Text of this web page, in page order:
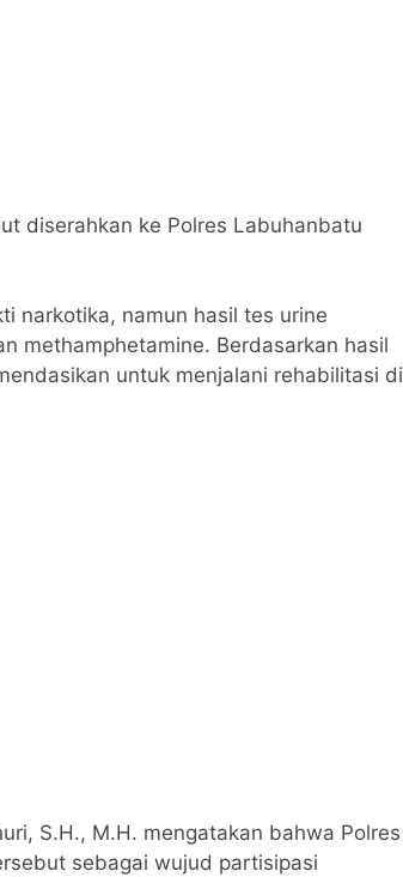
diserahkan ke Polres Labuhanbatu
narkotika, namun hasil tes urine
methamphetamine. Berdasarkan hasil
untuk menjalani rehabilitasi di
S.H., M.H. mengatakan bahwa Polres
sebagai wujud partisipasi